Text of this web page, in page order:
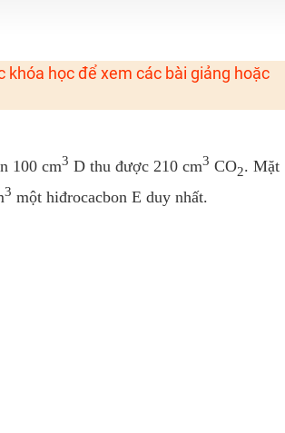
khóa học để xem các bài giảng hoặc
100 cm3 D thu được 210 cm3 CO2. Mặt
3 một hiđrocacbon E duy nhất.